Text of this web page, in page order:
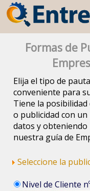
Formas de
Elija el tipo de
conveniente para
Tiene la
o publicidad con
datos y
nuestra guía de
Seleccione la
Nivel de Cliente